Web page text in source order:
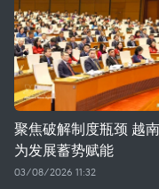
聚焦破解制度瓶颈 越
为发展蓄势赋能
03/08/2026 11:32